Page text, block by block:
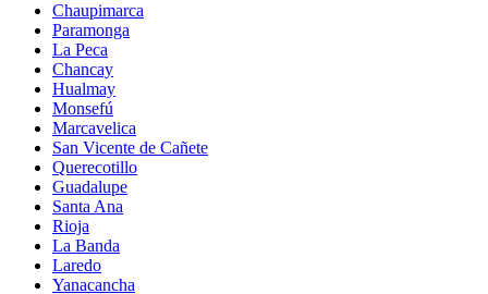
Chaupimarca
Paramonga
La Peca
Chancay
Hualmay
Monsefú
Marcavelica
San Vicente de Cañete
Querecotillo
Guadalupe
Santa Ana
Rioja
La Banda
Laredo
Yanacancha